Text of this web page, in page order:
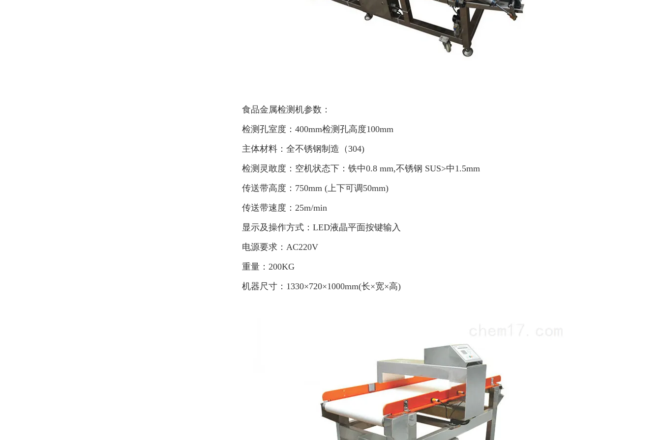
食品金属检测机参数：
检测孔室度：400mm检测孔高度100mm
主体材料：全不锈钢制造（304)
检测灵敢度：空机状态下：铁中0.8 mm,不锈钢 SUS>中1.5mm
传送带高度：750mm (上下可调50mm)
传送带速度：25m/min
显示及操作方式：LED液晶平面按键输入
电源要求：AC220V
重量：200KG
机器尺寸：1330×720×1000mm(长×宽×高)